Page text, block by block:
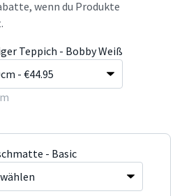
wenn du Produkte
Teppich - Bobby Weiß
- Basic